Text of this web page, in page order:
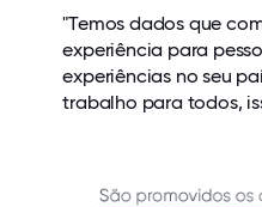
"Temos dados que
experiência para
experiências no seu
trabalho para todos,